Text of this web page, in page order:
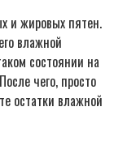
и жировых пятен.
влажной
состоянии на
чего, просто
остатки влажной